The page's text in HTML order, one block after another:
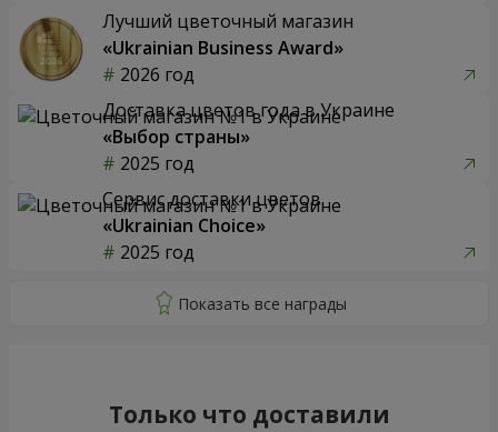
Лучший цветочный магазин
«Ukrainian Business Award»
2026 год
Доставка цветов года в Украине
«Выбор страны»
2025 год
Сервис доставки цветов
«Ukrainian Choice»
2025 год
Только что доставили